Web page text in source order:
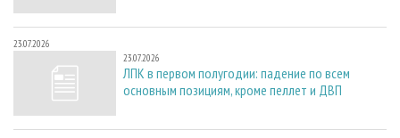
23.07.2026
23.07.2026
ЛПК в первом полугодии: падение по всем
основным позициям, кроме пеллет и ДВП